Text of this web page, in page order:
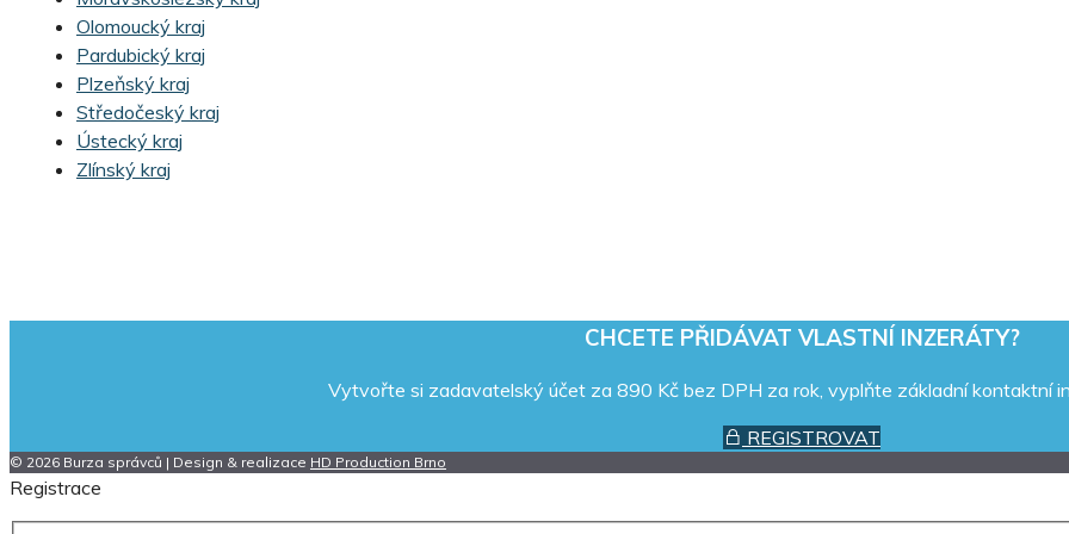
Olomoucký kraj
Pardubický kraj
Plzeňský kraj
Středočeský kraj
Ústecký kraj
Zlínský kraj
CHCETE PŘIDÁVAT VLASTNÍ INZERÁTY?
Vytvořte si zadavatelský účet za 890 Kč bez DPH za rok, vyplňte základní kontaktní
REGISTROVAT
© 2026 Burza správců | Design & realizace HD Production Brno
Registrace